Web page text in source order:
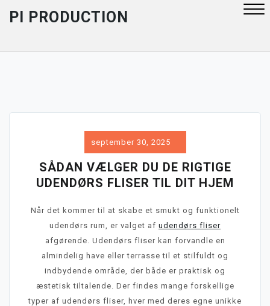
PI PRODUCTION
september 30, 2025
SÅDAN VÆLGER DU DE RIGTIGE
UDENDØRS FLISER TIL DIT HJEM
Når det kommer til at skabe et smukt og funktionelt
udendørs rum, er valget af udendørs fliser
afgørende. Udendørs fliser kan forvandle en
almindelig have eller terrasse til et stilfuldt og
indbydende område, der både er praktisk og
æstetisk tiltalende. Der findes mange forskellige
typer af udendørs fliser, hver med deres egne unikke